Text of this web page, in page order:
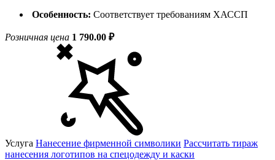
Особенность: Соответствует требованиям ХАССП
Розничная цена 1 790.00 ₽
Услуга Нанесение фирменной символики Рассчитать тираж
нанесения логотипов на спецодежду и каски